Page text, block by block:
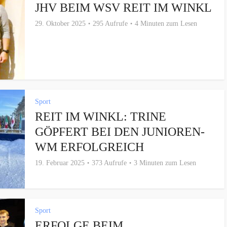
JHV BEIM WSV REIT IM WINKL
29. Oktober 2025 295 Aufrufe 4 Minuten zum Lesen
Sport
REIT IM WINKL: TRINE
GÖPFERT BEI DEN JUNIOREN-
WM ERFOLGREICH
19. Februar 2025 373 Aufrufe 3 Minuten zum Lesen
Sport